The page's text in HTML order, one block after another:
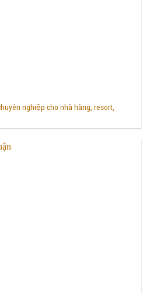
nghiệp cho nhà hàng, resort,